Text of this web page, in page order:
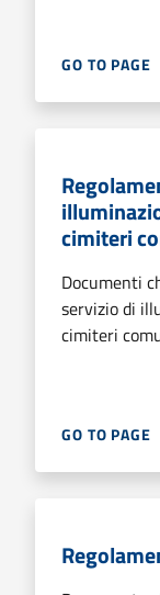
GO TO PAGE
cimiteri
Documenti
servizio di
cimiteri
GO TO PAGE